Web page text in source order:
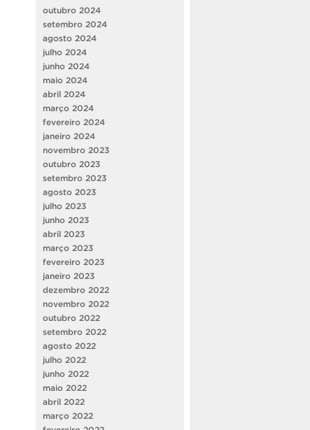
outubro 2024
setembro 2024
agosto 2024
julho 2024
junho 2024
maio 2024
abril 2024
março 2024
fevereiro 2024
janeiro 2024
novembro 2023
outubro 2023
setembro 2023
agosto 2023
julho 2023
junho 2023
abril 2023
março 2023
fevereiro 2023
janeiro 2023
dezembro 2022
novembro 2022
outubro 2022
setembro 2022
agosto 2022
julho 2022
junho 2022
maio 2022
abril 2022
março 2022
fevereiro 2022